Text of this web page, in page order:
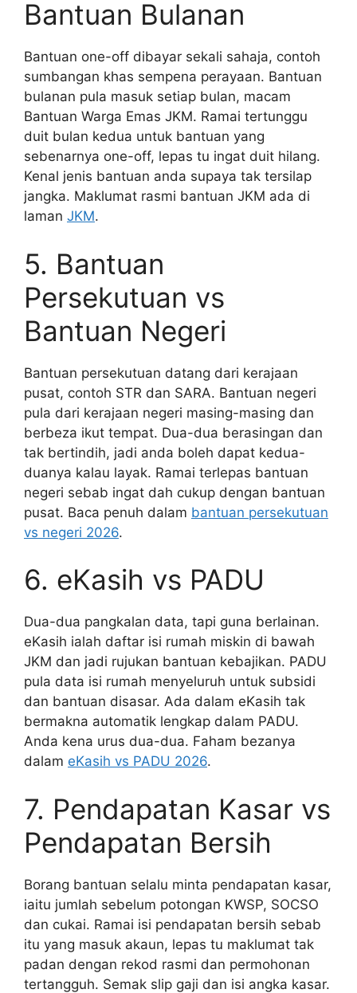
Bantuan Bulanan
Bantuan one-off dibayar sekali sahaja, contoh
sumbangan khas sempena perayaan. Bantuan
bulanan pula masuk setiap bulan, macam
Bantuan Warga Emas JKM. Ramai tertunggu
duit bulan kedua untuk bantuan yang
sebenarnya one-off, lepas tu ingat duit hilang.
Kenal jenis bantuan anda supaya tak tersilap
jangka. Maklumat rasmi bantuan JKM ada di
laman JKM.
5. Bantuan
Persekutuan vs
Bantuan Negeri
Bantuan persekutuan datang dari kerajaan
pusat, contoh STR dan SARA. Bantuan negeri
pula dari kerajaan negeri masing-masing dan
berbeza ikut tempat. Dua-dua berasingan dan
tak bertindih, jadi anda boleh dapat kedua-
duanya kalau layak. Ramai terlepas bantuan
negeri sebab ingat dah cukup dengan bantuan
pusat. Baca penuh dalam bantuan persekutuan
vs negeri 2026.
6. eKasih vs PADU
Dua-dua pangkalan data, tapi guna berlainan.
eKasih ialah daftar isi rumah miskin di bawah
JKM dan jadi rujukan bantuan kebajikan. PADU
pula data isi rumah menyeluruh untuk subsidi
dan bantuan disasar. Ada dalam eKasih tak
bermakna automatik lengkap dalam PADU.
Anda kena urus dua-dua. Faham bezanya
dalam eKasih vs PADU 2026.
7. Pendapatan Kasar vs
Pendapatan Bersih
Borang bantuan selalu minta pendapatan kasar,
iaitu jumlah sebelum potongan KWSP, SOCSO
dan cukai. Ramai isi pendapatan bersih sebab
itu yang masuk akaun, lepas tu maklumat tak
padan dengan rekod rasmi dan permohonan
tertangguh. Semak slip gaji dan isi angka kasar.